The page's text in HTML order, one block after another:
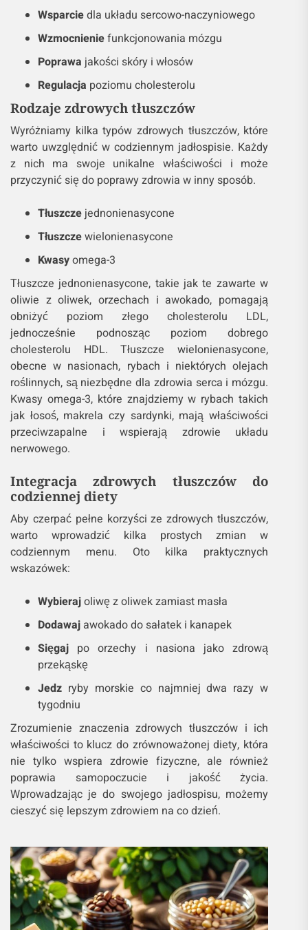
Wsparciedla układu sercowo-naczyniowego
Wzmocnieniefunkcjonowania mózgu
Poprawa jakości skóry i włosów
Regulacja poziomu cholesterolu
Rodzaje zdrowych tłuszczów
Wyróżniamy kilka typów zdrowych tłuszczów, które
warto uwzględnić w codziennym jadłospisie. Każdy
z nich ma swoje unikalne właściwości i może
przyczynić się do poprawy zdrowia w inny sposób.
Tłuszcze jednonienasycone
Tłuszczewielonienasycone
Kwasyomega-3
Tłuszcze jednonienasycone, takie jak te zawarte w
oliwie z oliwek, orzechach i awokado, pomagają
obniżyć poziom złego cholesterolu LDL,
jednocześnie podnosząc poziom dobrego
cholesterolu HDL. Tłuszcze wielonienasycone,
obecne w nasionach, rybach i niektórych olejach
roślinnych, są niezbędne dla zdrowia serca i mózgu.
Kwasy omega-3, które znajdziemy w rybach takich
jak łosoś, makrela czy sardynki, mają właściwości
przeciwzapalne i wspierają zdrowie układu
nerwowego.
Integracja zdrowych tłuszczów do
codziennej diety
Aby czerpać pełne korzyści ze zdrowych tłuszczów,
warto wprowadzić kilka prostych zmian w
codziennym menu. Oto kilka praktycznych
wskazówek:
Wybierajoliwę z oliwek zamiast masła
Dodawaj awokado do sałatek i kanapek
Sięgaj po orzechy i nasiona jako zdrową
przekąskę
Jedz ryby morskie co najmniej dwa razy w
tygodniu
Zrozumienie znaczenia zdrowych tłuszczów i ich
właściwości to klucz do zrównoważonej diety, która
nie tylko wspiera zdrowie fizyczne, ale również
poprawia samopoczucie i jakość życia.
Wprowadzając je do swojego jadłospisu, możemy
cieszyć się lepszym zdrowiem na co dzień.